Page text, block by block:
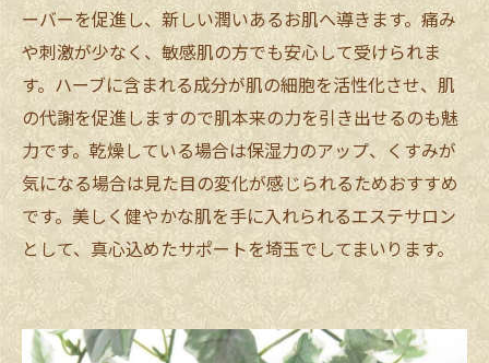
ーバーを促進し、新しい潤いあるお肌へ導きます。痛み
や刺激が少なく、敏感肌の方でも安心して受けられま
す。ハーブに含まれる成分が肌の細胞を活性化させ、肌
の代謝を促進しますので肌本来の力を引き出せるのも魅
力です。乾燥している場合は保湿力のアップ、くすみが
気になる場合は見た目の変化が感じられるためおすすめ
です。美しく健やかな肌を手に入れられるエステサロン
として、真心込めたサポートを埼玉でしてまいります。